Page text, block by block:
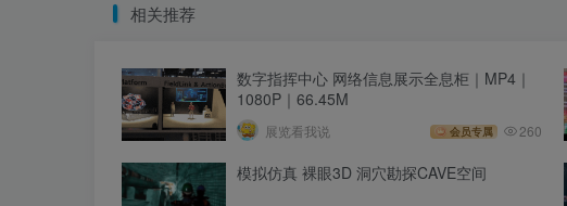
相关推荐
数字指挥中心 网络信息展示全息柜｜MP4｜
1080P｜66.45M
展览看我说 会员专属 260
模拟仿真 裸眼3D 洞穴勘探CAVE空间